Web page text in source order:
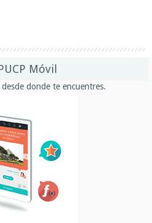
Móvil
donde te encuentres.